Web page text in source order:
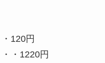
120円
・1220円